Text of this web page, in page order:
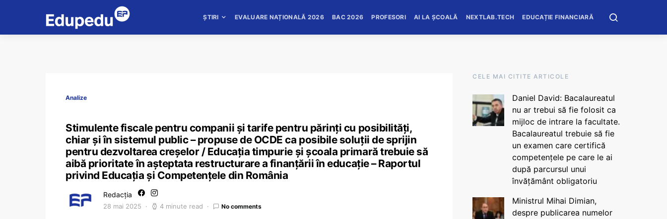
ȘTIRI EVALUARE NAȚIONALĂ 2026 BAC 2026 PROFESORI AI LA ȘCOALĂ NEXTLAB.TECH EDUCAȚIE FINANCIARĂ
Analize
Stimulente fiscale pentru companii și tarife pentru părinți cu posibilități,
chiar și în sistemul public – propuse de OCDE ca posibile soluții de sprijin
pentru dezvoltarea creșelor / Educația timpurie și școala primară trebuie să
aibă prioritate în așteptata restructurare a finanțării în educație – Raportul
privind Educația și Competențele din România
Redacția
28 mai 2025 4 minute read No comments
CELE MAI CITITE ARTICOLE
Daniel David: Bacalaureatul
nu ar trebui să fie folosit ca
mijloc de intrare la facultate.
Bacalaureatul trebuie să fie
un examen care certifică
competențele pe care le ai
după parcursul unui
învățământ obligatoriu
Ministrul Mihai Dimian,
despre publicarea numelor